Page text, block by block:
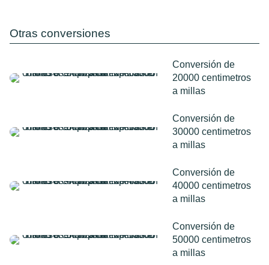
Otras conversiones
Conversión de
20000 centimetros
a millas
Conversión de
30000 centimetros
a millas
Conversión de
40000 centimetros
a millas
Conversión de
50000 centimetros
a millas